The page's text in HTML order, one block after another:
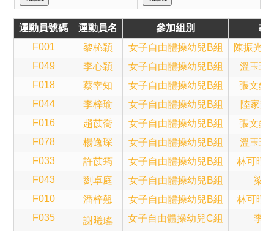
運動員號碼 運動員名 參加組別
教
F001
黎杺穎 女子自由體操幼兒B組
陳振光
F049
李心穎 女子自由體操幼兒B組
溫玉珍
F018
蔡幸知 女子自由體操幼兒B組
張文鈞
F044
李梓瑜 女子自由體操幼兒B組
陸家輝
F016
趙苡喬 女子自由體操幼兒B組
張文鈞
F078
楊逸琛 女子自由體操幼兒B組
溫玉珍
F033
許苡筠 女子自由體操幼兒B組
林可晴
F043
劉卓庭 女子自由體操幼兒B組
梁
F010
潘梓翹 女子自由體操幼兒B組
林可晴
F035
謝𣌀瑤 女子自由體操幼兒C組 李